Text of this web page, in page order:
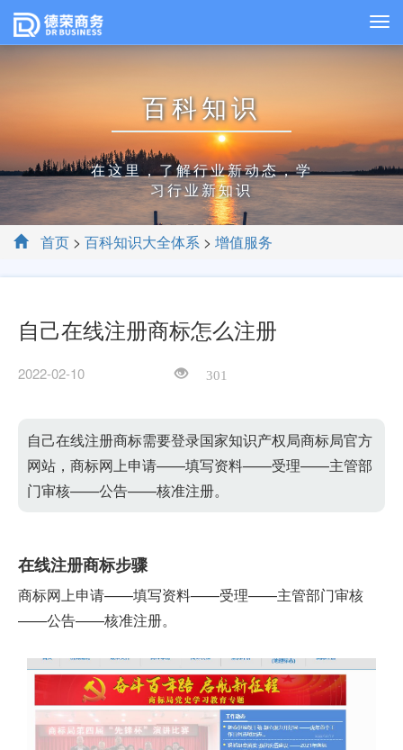
百科知识
在这里，了解行业新动态，学
习行业新知识
首页 > 百科知识大全体系 > 增值服务
自己在线注册商标怎么注册
2022-02-10 301
自己在线注册商标需要登录国家知识产权局商标局官方
网站，商标网上申请——填写资料——受理——主管部
门审核——公告——核准注册。
在线注册商标步骤
商标网上申请——填写资料——受理——主管部门审核
——公告——核准注册。